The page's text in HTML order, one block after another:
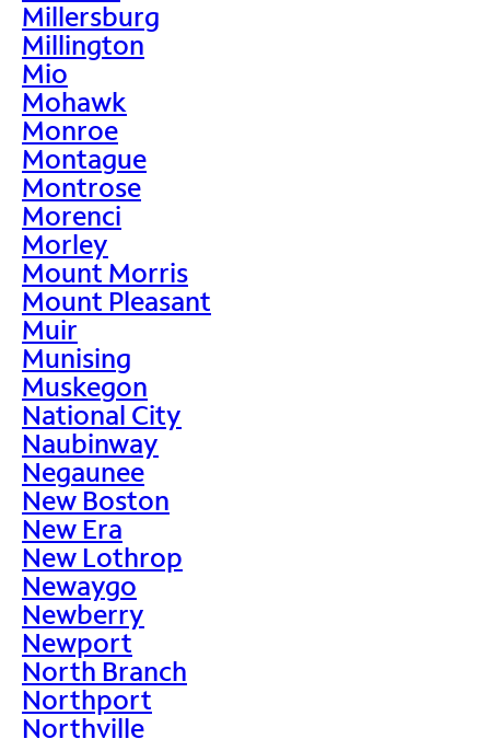
Millersburg
Millington
Mio
Mohawk
Monroe
Montague
Montrose
Morenci
Morley
Mount Morris
Mount Pleasant
Muir
Munising
Muskegon
National City
Naubinway
Negaunee
New Boston
New Era
New Lothrop
Newaygo
Newberry
Newport
North Branch
Northport
Northville